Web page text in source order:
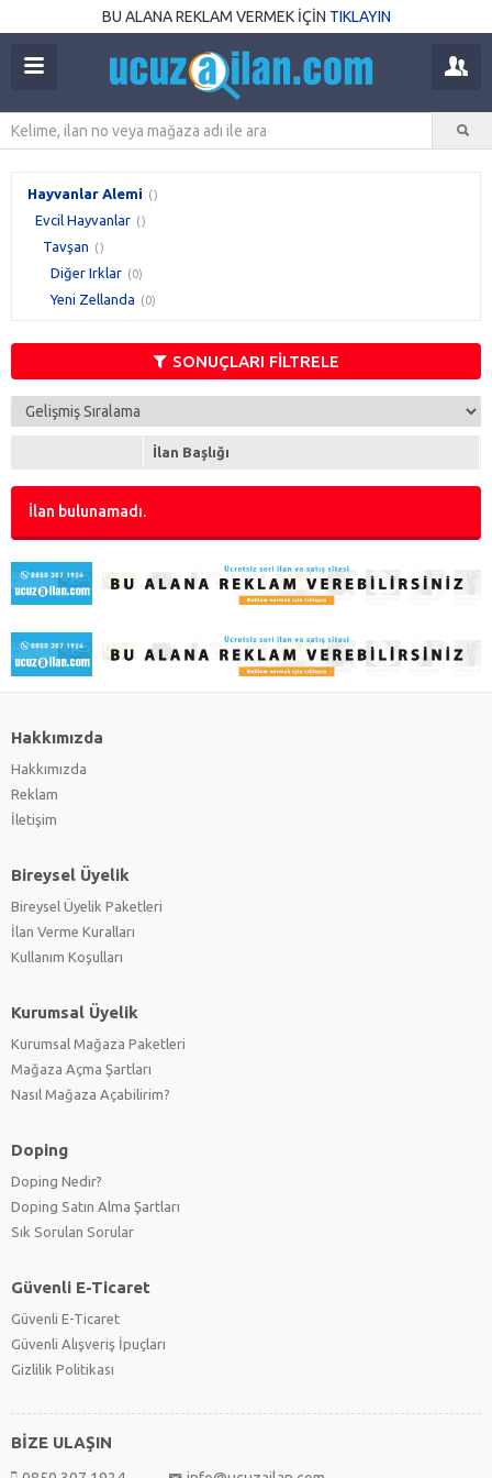
BU ALANA REKLAM VERMEK İÇİN TIKLAYIN
Hayvanlar Alemi ()
Evcil Hayvanlar ()
Tavşan ()
Diğer Irklar (0)
Yeni Zellanda (0)
SONUÇLARI FİLTRELE
İlan Başlığı
İlan bulunamadı.
Hakkımızda
Hakkımızda
Reklam
İletişim
Bireysel Üyelik
Bireysel Üyelik Paketleri
İlan Verme Kuralları
Kullanım Koşulları
Kurumsal Üyelik
Kurumsal Mağaza Paketleri
Mağaza Açma Şartları
Nasıl Mağaza Açabilirim?
Doping
Doping Nedir?
Doping Satın Alma Şartları
Sık Sorulan Sorular
Güvenli E-Ticaret
Güvenli E-Ticaret
Güvenli Alışveriş İpuçları
Gizlilik Politikası
BİZE ULAŞIN